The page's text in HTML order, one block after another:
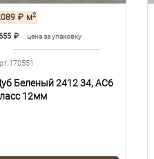
₽ м2
₽ цена за упаковку
Беленый 2412 34, AC6
12мм